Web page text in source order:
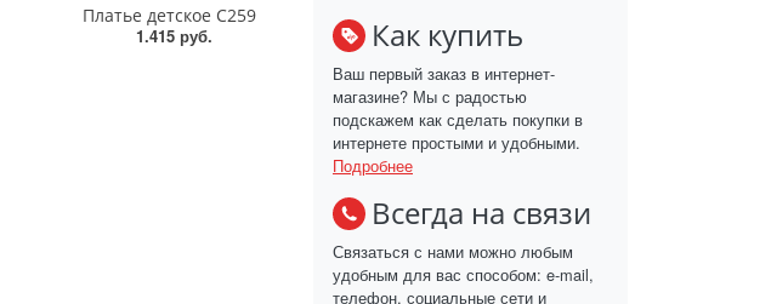
Платье детское С259
1.415 руб.
Как купить
Ваш первый заказ в интернет-
магазине? Мы с радостью
подскажем как сделать покупки в
интернете простыми и удобными.
Подробнее
Всегда на связи
Связаться с нами можно любым
удобным для вас способом: e-mail,
телефон, социальные сети и